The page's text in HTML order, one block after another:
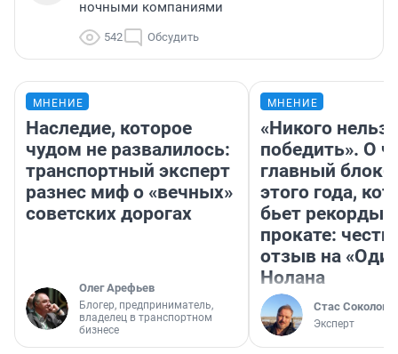
ночными компаниями
542 Обсудить
МНЕНИЕ
Наследие, которое
чудом не развалилось:
транспортный эксперт
разнес миф о «вечных»
советских дорогах
Олег Арефьев
Блогер, предприниматель,
владелец в транспортном
бизнесе
МНЕНИЕ
«Никого нельзя
победить». О
главный
этого года,
бьет рекорды в
прокате:
отзыв на
Нолана
Стас Соколов
Эксперт